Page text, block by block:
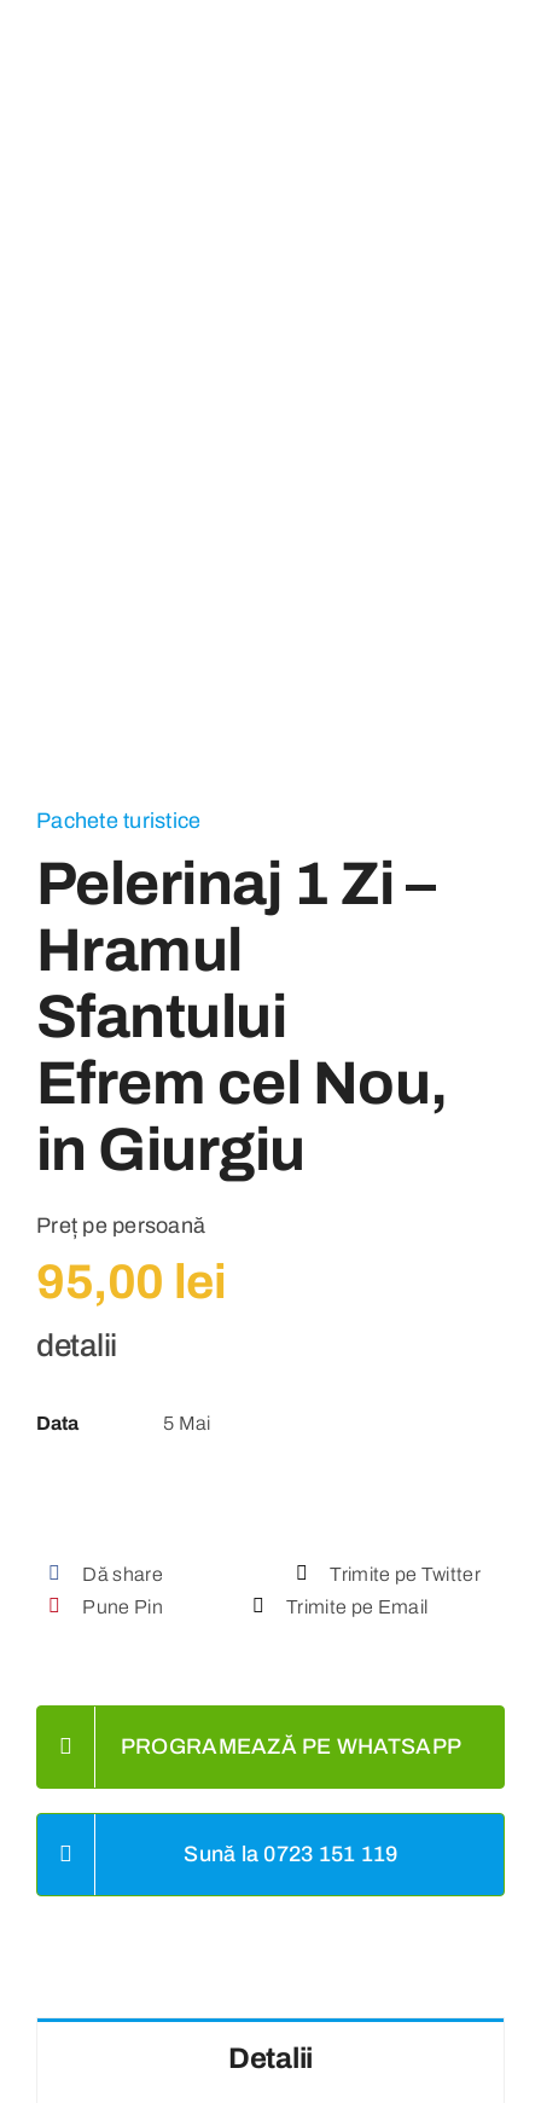
Pachete turistice
Pelerinaj 1 Zi –
Hramul
Sfantului
Efrem cel Nou,
in Giurgiu
Preț pe persoană
95,00 lei
detalii
Data 5 Mai
Dă share
Trimite pe Twitter
Pune Pin
Trimite pe Email
PROGRAMEAZĂ PE WHATSAPP
Sună la 0723 151 119
Detalii